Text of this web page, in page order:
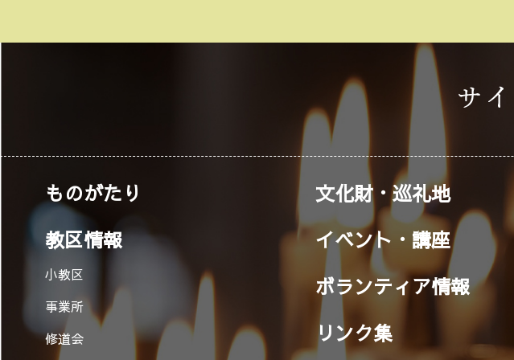
ものがたり
教区情報
小教区
事業所
修道会
文化財・巡礼地
イベント・講座
ボランティア情報
リンク集